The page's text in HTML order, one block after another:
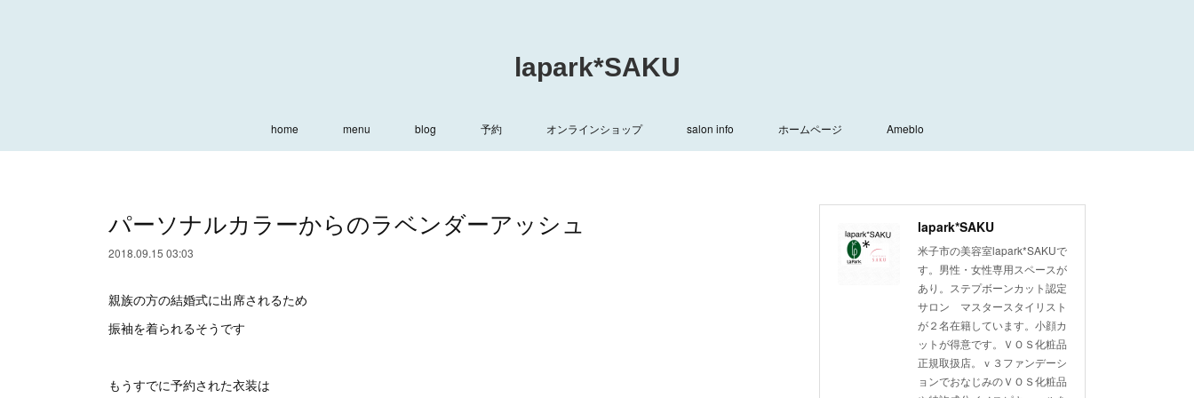
lapark*SAKU
home menu blog 予約 オンラインショップ salon info ホームページ Ameblo
パーソナルカラーからのラベンダーアッシュ
2018.09.15 03:03
親族の方の結婚式に出席されるため
振袖を着られるそうです
もうすでに予約された衣装は
lapark*SAKU
米子市の美容室lapark*SAKUで
す。男性・女性専用スペースが
あり。ステプボーンカット認定
サロン マスタースタイリスト
が２名在籍しています。小顔カ
ットが得意です。ＶＯＳ化粧品
正規取扱店。ｖ３ファンデーシ
ョンでおなじみのＶＯＳ化粧品